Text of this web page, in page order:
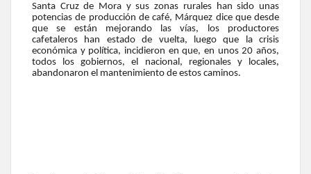
Santa Cruz de Mora y sus zonas rurales han sido unas
potencias de producción de café, Márquez dice que desde
que se están mejorando las vías, los productores
cafetaleros han estado de vuelta, luego que la crisis
económica y política, incidieron en que, en unos 20 años,
todos los gobiernos, el nacional, regionales y locales,
abandonaron el mantenimiento de estos caminos.